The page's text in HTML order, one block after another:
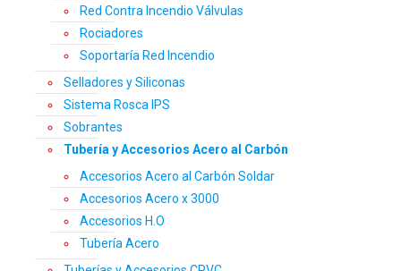
Red Contra Incendio Válvulas
Rociadores
Soportaría Red Incendio
Selladores y Siliconas
Sistema Rosca IPS
Sobrantes
Tubería y Accesorios Acero al Carbón
Accesorios Acero al Carbón Soldar
Accesorios Acero x 3000
Accesorios H.O
Tubería Acero